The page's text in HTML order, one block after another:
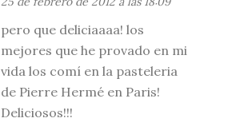
pero que deliciaaaa! los
mejores que he provado en mi
vida los comí en la pasteleria
de Pierre Hermé en Paris!
Deliciosos!!!